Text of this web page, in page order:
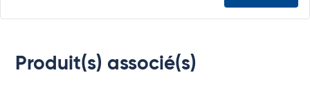
Produit(s) associé(s)